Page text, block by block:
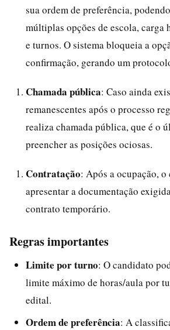
sua ordem de preferência,
múltiplas opções de escola, carga
e turnos. O sistema bloqueia a
confirmação, gerando um
Chamada pública: Caso ainda
remanescentes após o processo
realiza chamada pública, que é o
preencher as posições ociosas.
Contratação: Após a ocupação,
apresentar a documentação
contrato temporário.
Regras importantes
Limite por turno: O candidato
limite máximo de horas/aula por
edital.
Ordem de preferência: A